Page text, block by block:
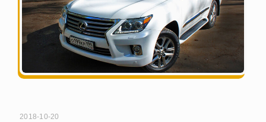
2018-10-20